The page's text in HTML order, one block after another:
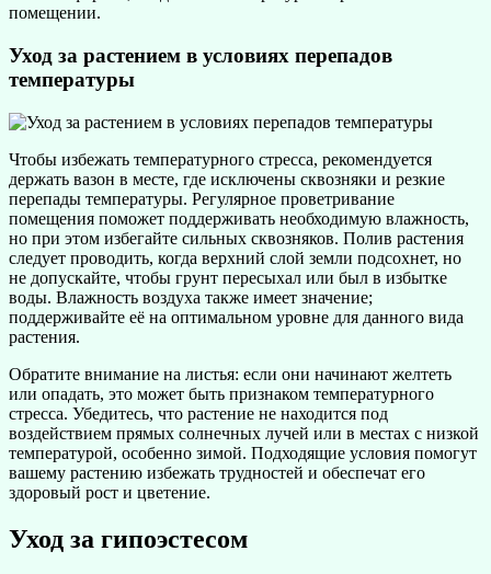
помещении.
Уход за растением в условиях перепадов
температуры
Чтобы избежать температурного стресса, рекомендуется
держать вазон в месте, где исключены сквозняки и резкие
перепады температуры. Регулярное проветривание
помещения поможет поддерживать необходимую влажность,
но при этом избегайте сильных сквозняков. Полив растения
следует проводить, когда верхний слой земли подсохнет, но
не допускайте, чтобы грунт пересыхал или был в избытке
воды. Влажность воздуха также имеет значение;
поддерживайте её на оптимальном уровне для данного вида
растения.
Обратите внимание на листья: если они начинают желтеть
или опадать, это может быть признаком температурного
стресса. Убедитесь, что растение не находится под
воздействием прямых солнечных лучей или в местах с низкой
температурой, особенно зимой. Подходящие условия помогут
вашему растению избежать трудностей и обеспечат его
здоровый рост и цветение.
Уход за гипоэстесом